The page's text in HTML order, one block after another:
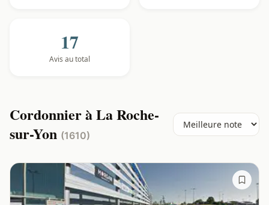
17
Avis au total
Cordonnier à La Roche-
sur-Yon (1610)